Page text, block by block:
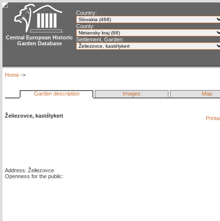
Central European Historic
Garden Database
Country:
County:
Settlement, Garden:
Home ->
Garden description Images Map
Želiezovce, kastélykert
Address: Želiezovce
Openness for the public: